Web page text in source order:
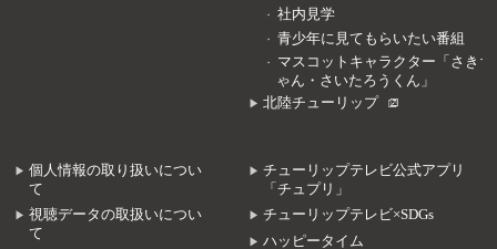
社内見学
青少年に見てもらいたい番組
マスコットキャラクター「さきち
ゃん・さいたろうくん」
北陸チューリップ
個人情報の取り扱いについ
て
視聴データの取扱いについ
て
チューリップテレビ公式アプリ
「チュプリ」
チューリップテレビ×SDGs
ハッピータイム